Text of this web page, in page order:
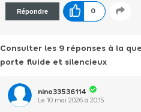
Répondre 0
Consulter les 9 réponses à la
porte fluide et silencieux
nino33536114
Le10 mai 2026 à20:15